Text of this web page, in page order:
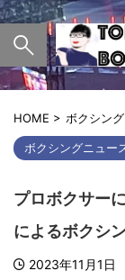
HOME > ボクシン
ボクシングニュー
プロボクサー
によるボクシ
2023年11月1日